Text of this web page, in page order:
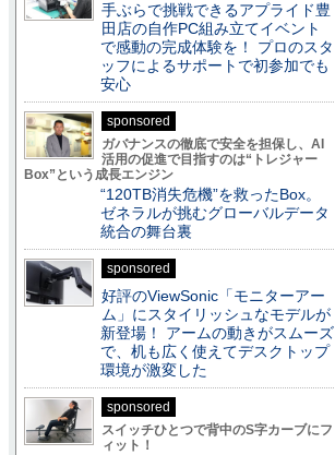
手ぶらで挑戦できるアプライド豊
田店の自作PC組み立てイベント
で感動の完成体験を！ プロのスタ
ッフによるサポートで初参加でも
安心
sponsored
ガバナンスの徹底で安全を担保し、AI
活用の促進で目指すのは“トレジャー
Box”という成長エンジン
“120TB消失危機”を救ったBox。
ゼネラルが挑むグローバルデータ
統合の舞台裏
sponsored
好評のViewSonic「モニターアー
ム」にスタイリッシュなモデルが
新登場！ アームの動きがスムーズ
で、机も広く使えてデスクトップ
環境が激変した
sponsored
スイッチひとつで背中のS字カーブにフ
ィット！